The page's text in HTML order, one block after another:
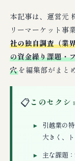
本記事は、運営元
リーマーケット事
社の独自調査（業
の資金繰り課題・
穴を編集部がまと
📋このセクシ
引越業の
大きく、
主な課題